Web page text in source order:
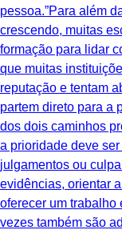
pessoa.”Para além
crescendo, muitas
formação para lidar
que muitas
reputação e tentam
partem direto para a
dos dois caminhos
a prioridade deve
julgamentos ou
evidências, orientar
oferecer um trabalho
vezes também são